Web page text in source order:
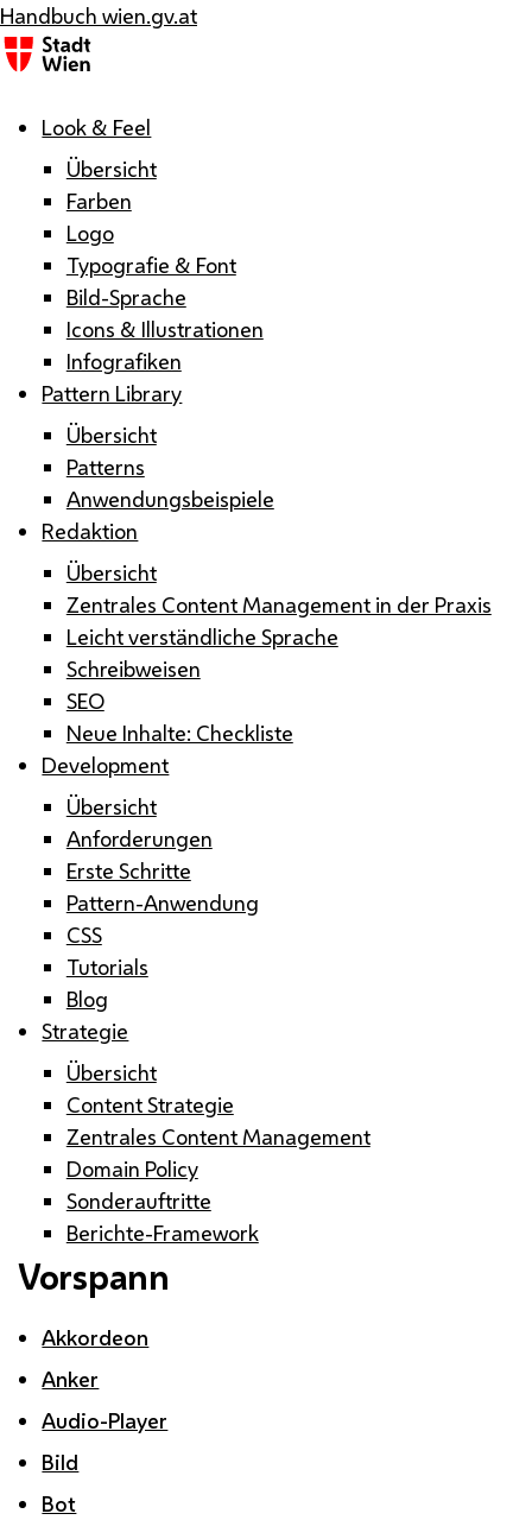
Handbuch wien.gv.at
Look & Feel
Übersicht
Farben
Logo
Typografie & Font
Bild-Sprache
Icons & Illustrationen
Infografiken
Pattern Library
Übersicht
Patterns
Anwendungsbeispiele
Redaktion
Übersicht
Zentrales Content Management in der Praxis
Leicht verständliche Sprache
Schreibweisen
SEO
Neue Inhalte: Checkliste
Development
Übersicht
Anforderungen
Erste Schritte
Pattern-Anwendung
CSS
Tutorials
Blog
Strategie
Übersicht
Content Strategie
Zentrales Content Management
Domain Policy
Sonderauftritte
Berichte-Framework
Vorspann
Akkordeon
Anker
Audio-Player
Bild
Bot